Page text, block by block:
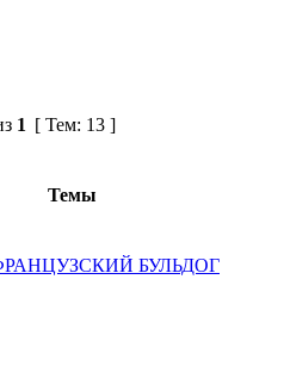
1 [ Тем: 13 ]
Темы
БУЛЬДОГ